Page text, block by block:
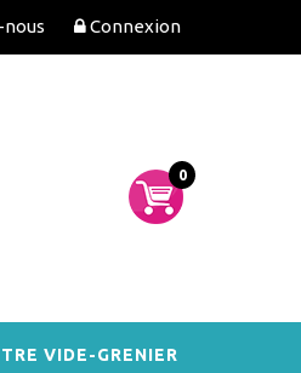
Connexion
0
VIDE-GRENIER